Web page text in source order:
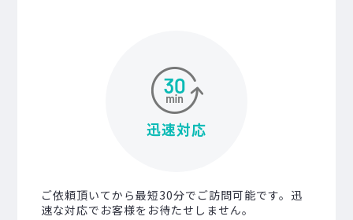
迅速対応
ご依頼頂いてから最短30分でご訪問可能です。迅
速な対応でお客様をお待たせしません。